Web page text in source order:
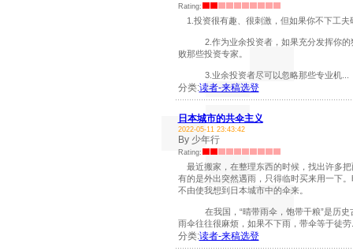
Rating:
1.投资很有趣、很刺激，但如果你不下工夫
2.作为业余投资者，如果充分发挥你的独
败那些投资专家。
3.业余投资者尽可以忽略那些专业机...
分类:读者-来稿选登
日本城市的共伞主义
2022-05-11 23:43:42
By 少年行
Rating:
最近搬家，在整理东西的时候，找出许多
有的是外出突然遇雨，只得临时买来用一下
不由使我想到日本城市中的伞来。
在我国，“晴带雨伞，饱带干粮”是历史古
雨伞往往很麻烦，如果不下雨，带伞等于徒劳
分类:读者-来稿选登